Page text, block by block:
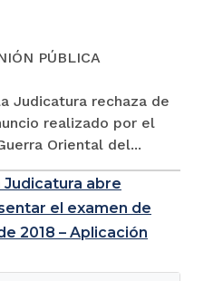
PÚBLICA
Judicatura rechaza de
realizado por el
Oriental del...
Judicatura abre
el examen de
2018 – Aplicación